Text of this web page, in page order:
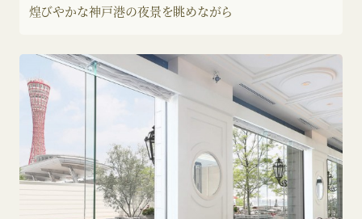
煌びやかな神戸港の夜景を眺めながら